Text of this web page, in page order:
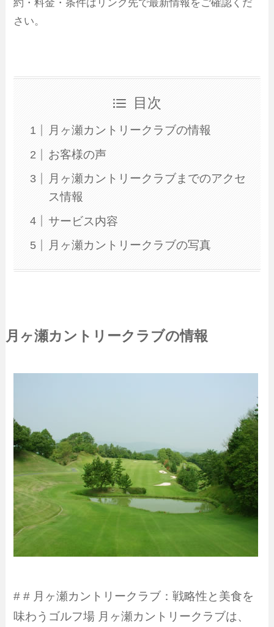
約・料金・条件はリンク先で最新情報をご確認くだ
さい。
目次
月ヶ瀬カントリークラブの情報
お客様の声
月ヶ瀬カントリークラブまでのアクセ
ス情報
サービス内容
月ヶ瀬カントリークラブの写真
月ヶ瀬カントリークラブの情報
# # 月ヶ瀬カントリークラブ：戦略性と美食を
味わうゴルフ場 月ヶ瀬カントリークラブは、